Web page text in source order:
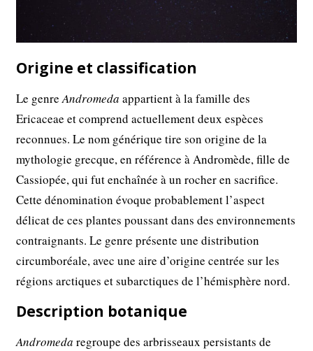
Origine et classification
Le genreAndromeda appartient à la famille des
Ericaceae et comprend actuellement deux espèces
reconnues. Le nom générique tire son origine de la
mythologie grecque, en référence à Andromède, fille de
Cassiopée, qui fut enchaînée à un rocher en sacrifice.
Cette dénomination évoque probablement l’aspect
délicat de ces plantes poussant dans des environnements
contraignants. Le genre présente une distribution
circumboréale, avec une aire d’origine centrée sur les
régions arctiques et subarctiques de l’hémisphère nord.
Description botanique
Andromeda regroupe des arbrisseaux persistants de